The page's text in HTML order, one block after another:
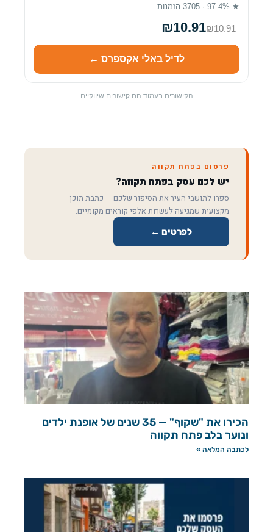
★ 97.4% · 3705 הזמנות
₪10.91₪10.91
לדיל באלי אקספרס ←
הקישורים בעמוד הם קישורים שיווקיים
פרסום בפתח תקווה
יש לכם עסק בפתח תקווה?
ספרו לתושבי העיר את הסיפור שלכם — כתבת תוכן
מקצועית שמגיעה לעשרות אלפי קוראים מקומיים.
לפרטים ←
הכירו את "שקוף" — 35 שנים של אופנת ילדים
ונוער בלב פתח תקווה
לכתבה המלאה »